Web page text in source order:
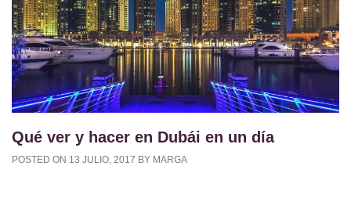
Qué ver y hacer en Dubái en un día
POSTED ON 13 JULIO, 2017 BY MARGA